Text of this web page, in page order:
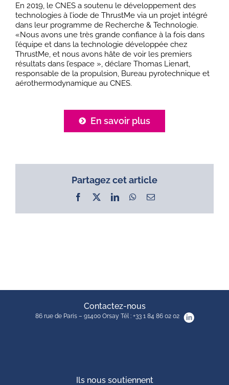
En 2019, le CNES a soutenu le développement des
technologies à l’iode de ThrustMe via un projet intégré
dans leur programme de Recherche & Technologie.
«Nous avons une très grande confiance à la fois dans
l’équipe et dans la technologie développée chez
ThrustMe, et nous avons hâte de voir les premiers
résultats dans l’espace », déclare Thomas Lienart,
responsable de la propulsion, Bureau pyrotechnique et
aérothermodynamique au CNES.
En savoir plus
Partagez cet article
Facebook LinkedInWhatsApp
Email
Contactez-nous
86 rue de Paris – 91400 Orsay Tél : +33 1 84 86 02 02
Ils nous soutiennent